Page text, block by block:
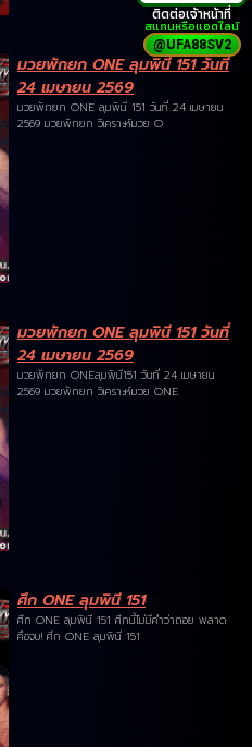
มวยพักยก ONE ลุมพินี 151 วันที่
24 เมษายน 2569
มวยพักยก ONE ลุมพินี 151 วันที่ 24 เมษายน
2569 มวยพักยก วิเคราะห์มวย O
มวยพักยก ONE ลุมพินี 151 วันที่
24 เมษายน 2569
มวยพักยก ONEลุมพินี151 วันที่ 24 เมษายน
2569 มวยพักยก วิเคราะห์มวย ONE
ศึก ONE ลุมพินี 151
ศึก ONE ลุมพินี 151 ศึกนี้ไม่มีคำว่าถอย พลาด
คือจบ! ศึก ONE ลุมพินี 151
ติดต่อเจ้าหน้าที่
สแกนหรือแอดไลน์
@UFA88SV2